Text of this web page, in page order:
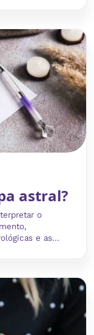
astral?
o
e as...